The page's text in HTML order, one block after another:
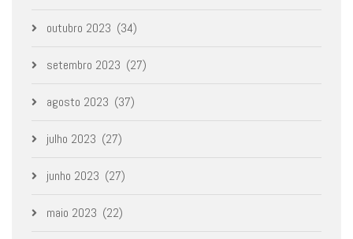
outubro 2023 (34)
setembro 2023 (27)
agosto 2023 (37)
julho 2023 (27)
junho 2023 (27)
maio 2023 (22)